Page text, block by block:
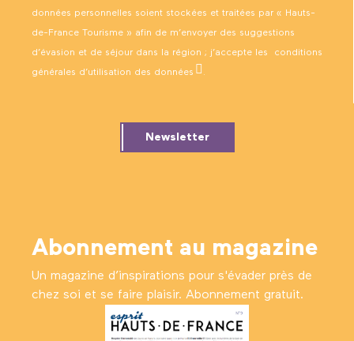
données personnelles soient stockées et traitées par « Hauts-
de-France Tourisme » afin de m’envoyer des suggestions
d’évasion et de séjour dans la région ; j’accepte les conditions
générales d’utilisation des données .
Newsletter
Abonnement au magazine
Un magazine d’inspirations pour s'évader près de
chez soi et se faire plaisir. Abonnement gratuit.